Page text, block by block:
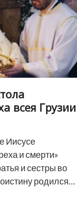
всея Грузии
Иисусе
и смерти»
и сестры во
родился…